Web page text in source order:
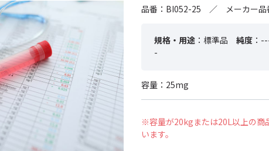
品番：BI052-25 ／ メーカー品
規格・用途 ：標準品 純度 ：
-
容量：25mg
※容量が20kgまたは20L以上の商
います。